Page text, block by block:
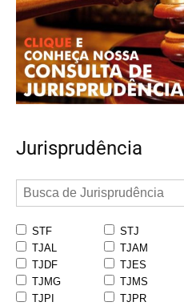
Jurisprudência
STF STJ
TJAL
TJAM
TJDF
TJES
TJMG
TJMS
TJPI
TJPR